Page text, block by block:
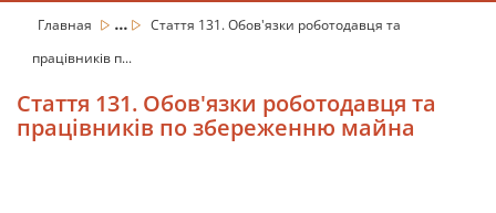
Главная ...
Стаття 131. Обов'язки роботодавця та
працівників п...
Стаття 131. Обов'язки роботодавця та
працівників по збереженню майна